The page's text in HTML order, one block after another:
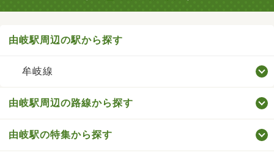
由岐駅周辺の駅から探す
牟岐線
由岐駅周辺の路線から探す
由岐駅の特集から探す